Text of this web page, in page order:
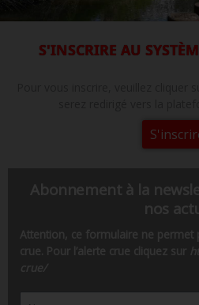
S'INSCRIRE AU
Abonnement à la
nos
Attention, ce formulaire ne permet
crue. Pour l’alerte crue cliquez sur
crue/